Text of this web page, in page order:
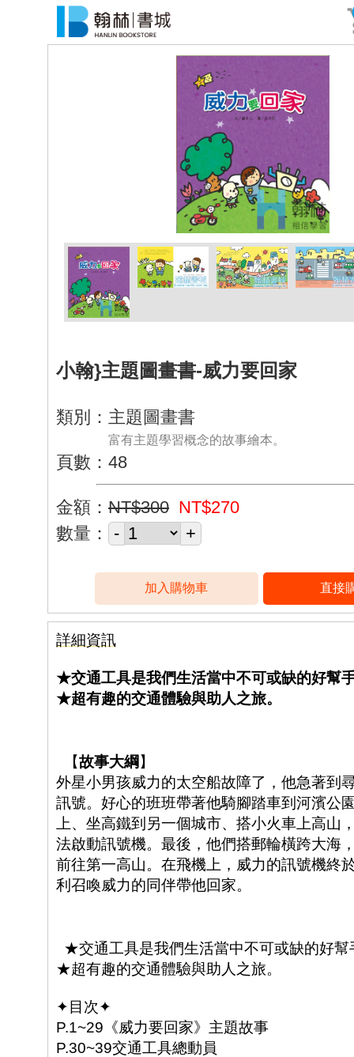
小翰}主題圖畫書-威力要回家
類別：主題圖畫書
富有主題學習概念的故事繪本。
頁數：48
金額： NT$300 NT$270
數量：
詳細資訊
★交通工具是我們生活當中不可或缺的好幫
★超有趣的交通體驗與助人之旅。
【故事大綱 】
外星小男孩威力的太空船故障了，他急著到
訊號。好心的班班帶著他騎腳踏車到河濱公
上、坐高鐵到另一個城市、搭小火車上高山
法啟動訊號機。最後，他們搭郵輪橫跨大海
前往第一高山。在飛機上，威力的訊號機終
利召喚威力的同伴帶他回家。
★交通工具是我們生活當中不可或缺的好幫
★超有趣的交通體驗與助人之旅。
✦ 目次✦
P.1~29 《威力要回家》主題故事
P.30~39交通工具總動員